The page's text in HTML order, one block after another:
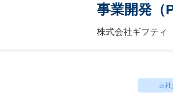
事業開発（
株式会社ギフティ
正社